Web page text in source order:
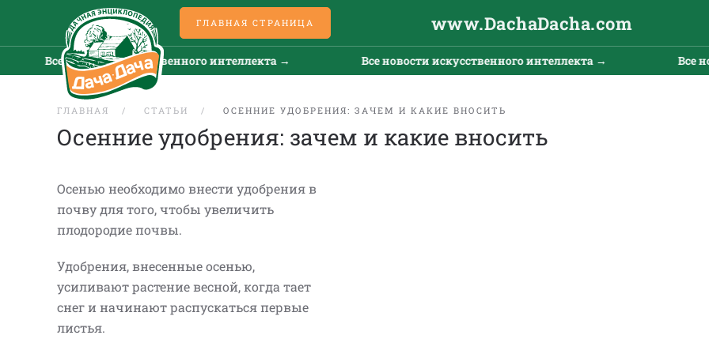
ГЛАВНАЯ СТРАНИЦА www.DachaDacha.com
Все новости искусственного интеллекта → Все новости искусственного интеллекта → Все
ГЛАВНАЯ СТАТЬИ ОСЕННИЕ УДОБРЕНИЯ: ЗАЧЕМ И КАКИЕ ВНОСИТЬ
Осенние удобрения: зачем и какие вносить
Осенью необходимо внести удобрения в
почву для того, чтобы увеличить
плодородие почвы.
Удобрения, внесенные осенью,
усиливают растение весной, когда тает
снег и начинают распускаться первые
листья.